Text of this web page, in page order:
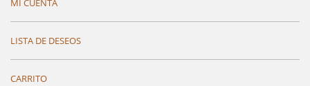
MI CUENTA
LISTA DE DESEOS
CARRITO